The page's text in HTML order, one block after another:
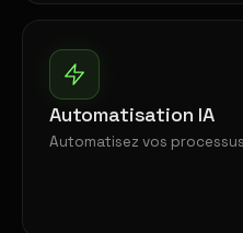
Automatisation IA
Automatisez vos